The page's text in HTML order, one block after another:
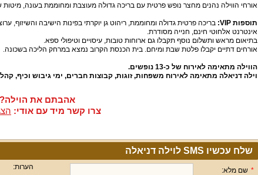
אורחי הווילה נהנים מחצר נופש פרטית עם בריכה גדולה מעוצבת ומחוממת בעונה, מיטות
תוספות VIP: בריכה פרטית גדולה ומחוממת, ריהוט גן יוקרתי בפינות הישיבה והשיזוף,
אינטרנט אלחוטי חינם, חנייה מסודרת.
בתיאום מראש ותשלום נוסף תקבלו גם ארוחות טובות, עיסויים וטיפולי ספא.
אורחים דתיים יקבלו פלטת שבת ומיחם. בית הכנסת הקרוב נמצא במרחק הליכה בשכונה.
הווילה מתאימה לאירוח של כ-13 נופשים.
וילה דניאלה מתאימה לאירוח משפחות,זוגות, קבוצות חברים, ימי גיבוש וכיף,
אהבתם את הוילה?
צרו קשר מיד עם אודי:
שלח עכשיו SMS לוילה דניאלה
הערות: * שם מלא: